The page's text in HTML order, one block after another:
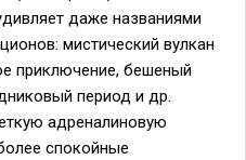
даже названиями
мистический вулкан
приключение, бешеный
период и др.
адреналиновую
спокойные